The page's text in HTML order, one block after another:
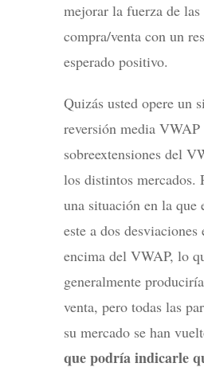
mejorar la fuerza de las
compra/venta con un
esperado positivo.
Quizás usted opere un
reversión media
sobreextensiones del
los distintos mercados.
una situación en la que
este a dos desviaciones
encima del VWAP, lo
generalmente
venta, pero todas las
su mercado se han
que podría indicarle